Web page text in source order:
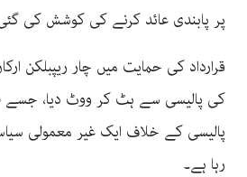
پر پابندی عائد کرنے کی کوشش کی
قرارداد کی حمایت میں چار ریپبلکن
کی پالیسی سے ہٹ کر ووٹ دیا، جسے
پالیسی کے خلاف ایک غیر معمولی
رہا ہے۔